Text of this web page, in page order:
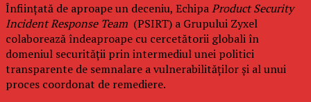
Înființată de aproape un deceniu, EchipaProduct Security
Incident Response Team (PSIRT) a Grupului Zyxel
colaborează îndeaproape cu cercetătorii globali în
domeniul securității prin intermediul unei politici
transparente de semnalare a vulnerabilităților și al unui
proces coordonat de remediere.